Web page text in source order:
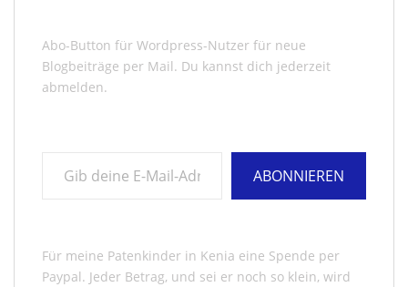
Abo-Button für Wordpress-Nutzer für neue
Blogbeiträge per Mail. Du kannst dich jederzeit
abmelden.
ABONNIEREN
Für meine Patenkinder in Kenia eine Spende per
Paypal. Jeder Betrag, und sei er noch so klein, wird